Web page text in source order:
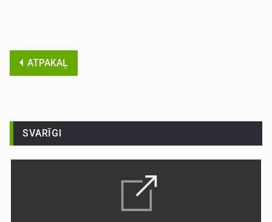
ATPAKAĻ
SVARĪGI